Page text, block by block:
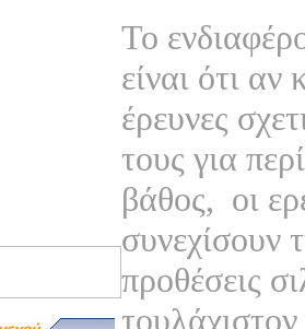
Το
είναι ότι αν
έρευνες
τους για
βάθος, οι
συνεχίσουν
προθέσεις